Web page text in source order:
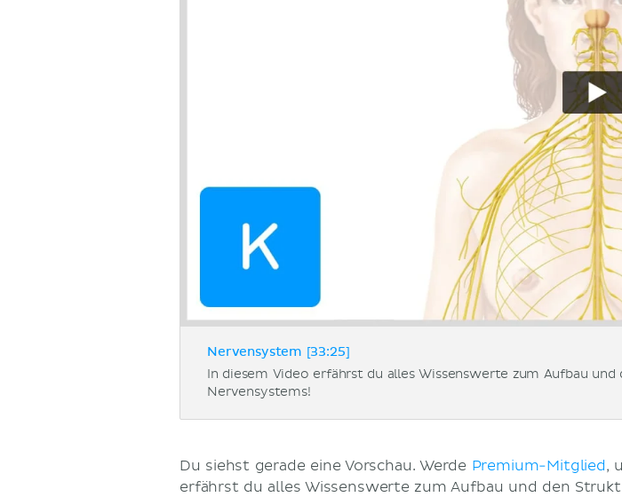
Nervensystem [33:25]
In diesem Video erfährst du alles Wissenswerte zum Aufbau
Nervensystems!
Du siehst gerade eine Vorschau. Werde Premium-Mitglied,
erfährst du alles Wissenswerte zum Aufbau und den